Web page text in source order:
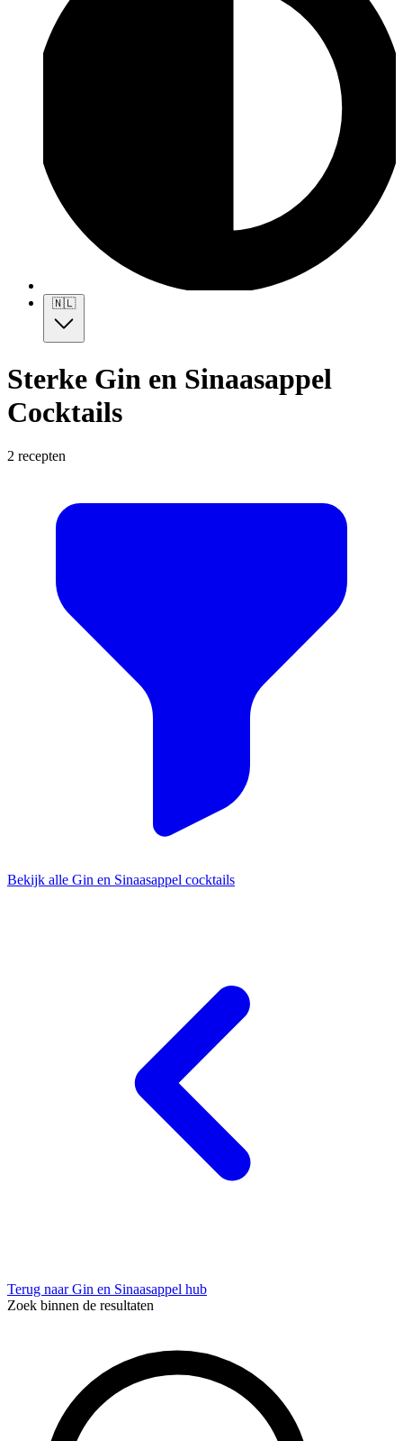
🇳🇱
Sterke Gin en Sinaasappel
Cocktails
2 recepten
Bekijk alle Gin en Sinaasappel cocktails
Terug naar Gin en Sinaasappel hub
Zoek binnen de resultaten